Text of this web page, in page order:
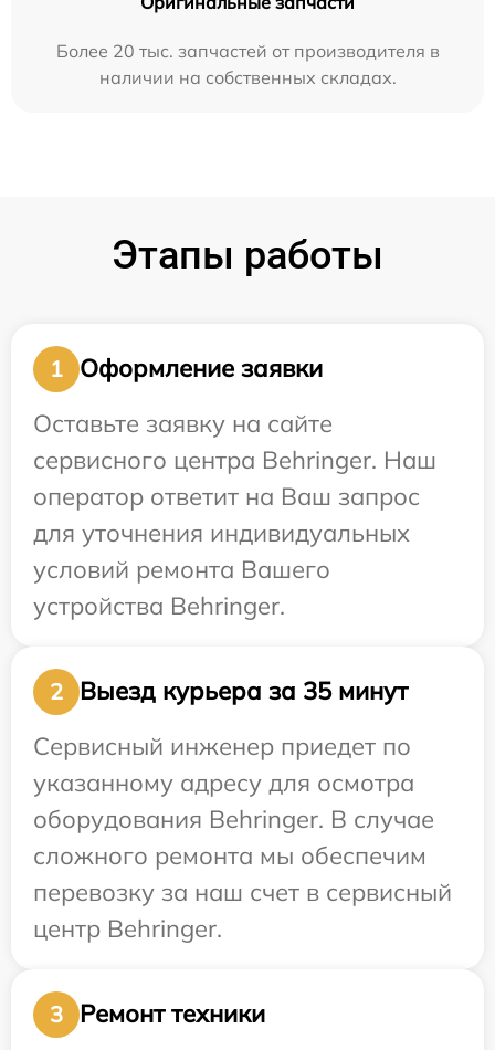
Более 20 тыс. запчастей от производителя в
наличии на собственных складах.
Этапы работы
1
Оформление заявки
Оставьте заявку на сайте
сервисного центра Behringer. Наш
оператор ответит на Ваш запрос
для уточнения индивидуальных
условий ремонта Вашего
устройства Behringer.
2
Выезд курьера за 35 минут
Сервисный инженер приедет по
указанному адресу для осмотра
оборудования Behringer. В случае
сложного ремонта мы обеспечим
перевозку за наш счет в сервисный
центр Behringer.
3 Ремонт техники